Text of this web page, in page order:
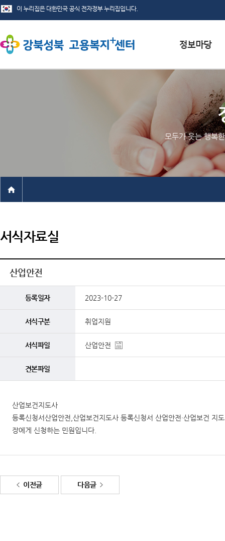
채용정보
인재정보
관련사이트
모두가 웃는 행복
서식자료실
산업안전
등록일자 2023-10-27
서식구분 취업지원
서식파일 산업안전
견본파일
산업보건지도사
등록신청서산업안전,산업보건지도사 등록신청서 산업안전·산업보건
장에게 신청하는 민원입니다.
이전글 다음글